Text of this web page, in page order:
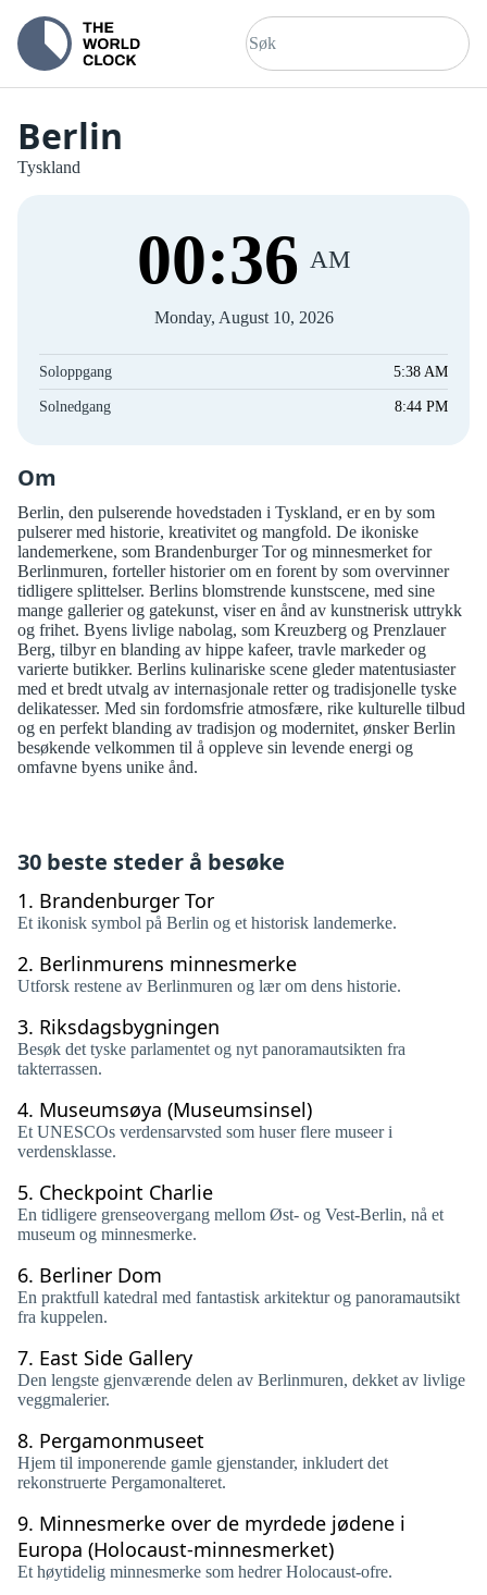
Berlin
Tyskland
00:36 AM
Monday, August 10, 2026
Soloppgang 5:38 AM
Solnedgang 8:44 PM
Om
Berlin, den pulserende hovedstaden i Tyskland, er en by som
pulserer med historie, kreativitet og mangfold. De ikoniske
landemerkene, som Brandenburger Tor og minnesmerket for
Berlinmuren, forteller historier om en forent by som overvinner
tidligere splittelser. Berlins blomstrende kunstscene, med sine
mange gallerier og gatekunst, viser en ånd av kunstnerisk uttrykk
og frihet. Byens livlige nabolag, som Kreuzberg og Prenzlauer
Berg, tilbyr en blanding av hippe kafeer, travle markeder og
varierte butikker. Berlins kulinariske scene gleder matentusiaster
med et bredt utvalg av internasjonale retter og tradisjonelle tyske
delikatesser. Med sin fordomsfrie atmosfære, rike kulturelle tilbud
og en perfekt blanding av tradisjon og modernitet, ønsker Berlin
besøkende velkommen til å oppleve sin levende energi og
omfavne byens unike ånd.
30 beste steder å besøke
1. Brandenburger Tor
Et ikonisk symbol på Berlin og et historisk landemerke.
2. Berlinmurens minnesmerke
Utforsk restene av Berlinmuren og lær om dens historie.
3. Riksdagsbygningen
Besøk det tyske parlamentet og nyt panoramautsikten fra
takterrassen.
4. Museumsøya (Museumsinsel)
Et UNESCOs verdensarvsted som huser flere museer i
verdensklasse.
5. Checkpoint Charlie
En tidligere grenseovergang mellom Øst- og Vest-Berlin, nå et
museum og minnesmerke.
6. Berliner Dom
En praktfull katedral med fantastisk arkitektur og panoramautsikt
fra kuppelen.
7. East Side Gallery
Den lengste gjenværende delen av Berlinmuren, dekket av livlige
veggmalerier.
8. Pergamonmuseet
Hjem til imponerende gamle gjenstander, inkludert det
rekonstruerte Pergamonalteret.
9. Minnesmerke over de myrdede jødene i
Europa (Holocaust-minnesmerket)
Et høytidelig minnesmerke som hedrer Holocaust-ofre.